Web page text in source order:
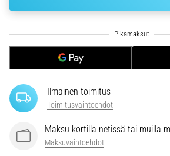
hoito
polvi,
eli
iliotibiaalisen
jänteen
oireyhtymä
Ilmainen toimitus
Toimitusvaihtoehdot
Maksu kortilla netissä tai muilla
Maksuvaihtoehdot